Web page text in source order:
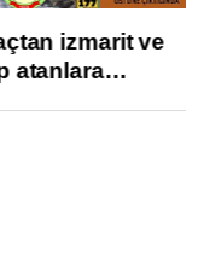
izmarit ve
atanlara